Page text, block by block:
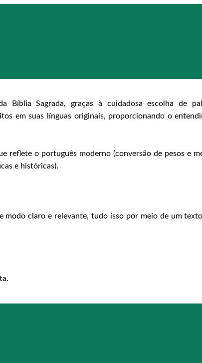
Bíblia Sagrada, graças à cuidadosa escolha de
em suas línguas originais, proporcionando o
reflete o português moderno (conversão de pesos e
e históricas).
modo claro e relevante, tudo isso por meio de um